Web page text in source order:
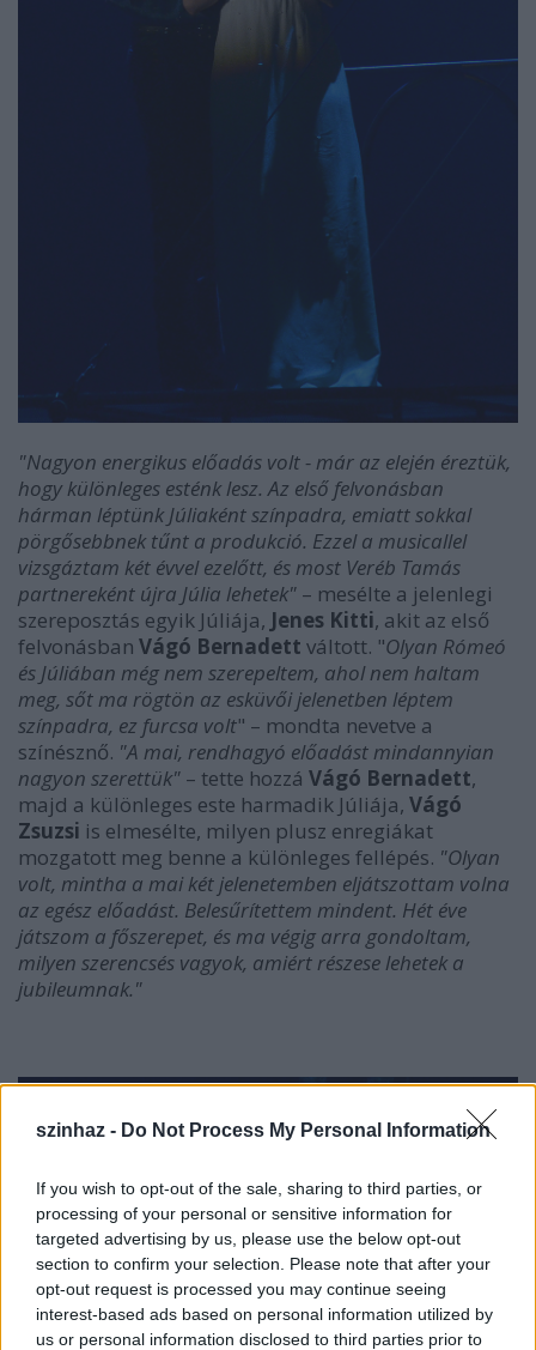
szinhaz - Do Not Process My Personal Information
If you wish to opt-out of the sale, sharing to third parties, or
processing of your personal or sensitive information for
targeted advertising by us, please use the below opt-out
section to confirm your selection. Please note that after your
opt-out request is processed you may continue seeing
interest-based ads based on personal information utilized by
us or personal information disclosed to third parties prior to
"Nagyon energikus előadás volt - már az elején éreztük,
hogy különleges esténk lesz. Az első felvonásban
hárman léptünk Júliaként színpadra, emiatt sokkal
pörgősebbnek tűnt a produkció. Ezzel a musicallel
vizsgáztam két évvel ezelőtt, és most Veréb Tamás
partnereként újra Júlia lehetek" – mesélte a jelenlegi
szereposztás egyik Júliája, Jenes Kitti, akit az első
felvonásban Vágó Bernadett váltott. "Olyan Rómeó
és Júliában még nem szerepeltem, ahol nem haltam
meg, sőt ma rögtön az esküvői jelenetben léptem
színpadra, ez furcsa volt" – mondta nevetve a
színésznő. "A mai, rendhagyó előadást mindannyian
nagyon szerettük" – tette hozzá Vágó Bernadett,
majd a különleges este harmadik Júliája, Vágó
Zsuzsi is elmesélte, milyen plusz enregiákat
mozgatott meg benne a különleges fellépés. "Olyan
volt, mintha a mai két jelenetemben eljátszottam volna
az egész előadást. Belesűrítettem mindent. Hét éve
játszom a főszerepet, és ma végig arra gondoltam,
milyen szerencsés vagyok, amiért részese lehetek a
jubileumnak."